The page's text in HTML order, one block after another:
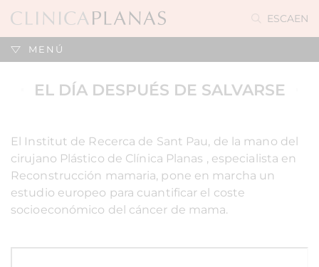
ESCAEN
MENÚ
EL DÍA DESPUÉS DE SALVARSE
El Institut de Recerca de Sant Pau, de la mano del
cirujano Plástico de Clínica Planas , especialista en
Reconstrucción mamaria, pone en marcha un
estudio europeo para cuantificar el coste
socioeconómico del cáncer de mama.